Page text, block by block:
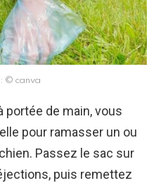
© canva
portée de main, vous
pour ramasser un ou
Passez le sac sur
puis remettez